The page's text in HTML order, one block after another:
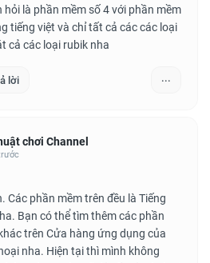
hỏi là phần mềm số 4 với phần mềm
tiếng việt và chỉ tất cả các các loại
lời ...
chơi Channel
Các phần mềm trên đều là Tiếng
Bạn có thể tìm thêm các phần
trên Cửa hàng ứng dụng của
nha. Hiện tại thì mình không